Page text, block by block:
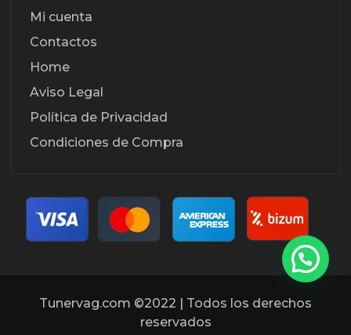
Mi cuenta
Contactos
Home
Aviso Legal
Política de Privacidad
Condiciones de Compra
Tunervag.com ©2022 | Todos los derechos
reservados